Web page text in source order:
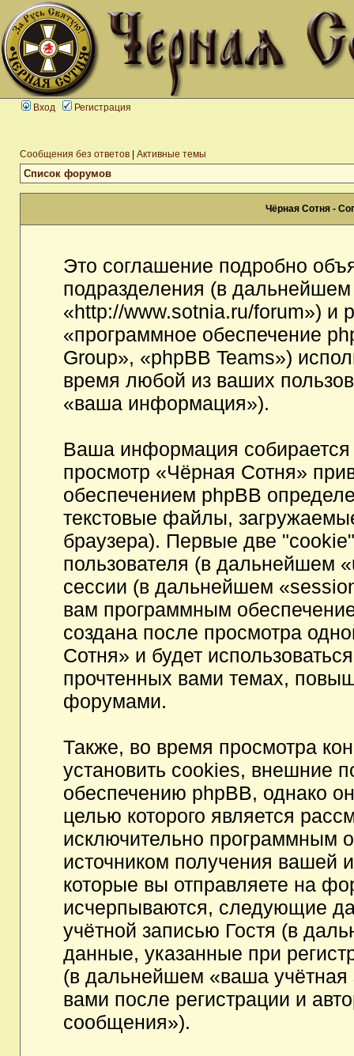
Вход Регистрация
Сообщения без ответов Активные темы
Список форумов
Чёрная Сотня -
Это соглашение подробно
подразделения (в
«http://www.sotnia.ru/forum») и
«программное обеспечение
Group», «phpBB Teams»)
время любой из ваших
«ваша информация»).
Ваша информация
просмотр «Чёрная Сотня»
обеспечением phpBB
текстовые файлы,
браузера). Первые две
пользователя (в дальнейшем
сессии (в дальнейшем
вам программным
создана после просмотра
Сотня» и будет
прочтенных вами темах,
форумами.
Также, во время просмотра
установить cookies, внешние
обеспечению phpBB, однако
целью которого является
исключительно программным
источником получения
которые вы отправляете на
исчерпываются, следующие
учётной записью Гостя (в
данные, указанные при
(в дальнейшем «ваша
вами после регистрации и
сообщения»).